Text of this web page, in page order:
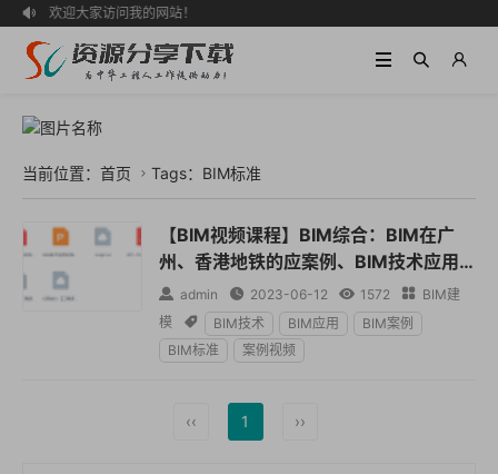
 欢迎大家访问我的网站！
当前位置： 首页  Tags：BIM标准
【BIM视频课程】BIM综合：BIM在广
州、香港地铁的应案例、BIM技术应用
交流、全套标准、方案及课件【VIP140
1-0002】
 admin  2023-06-12  1572  BIM建
模
 BIM技术 BIM应用
BIM案例
BIM标准
案例视频
‹‹ 1 ››